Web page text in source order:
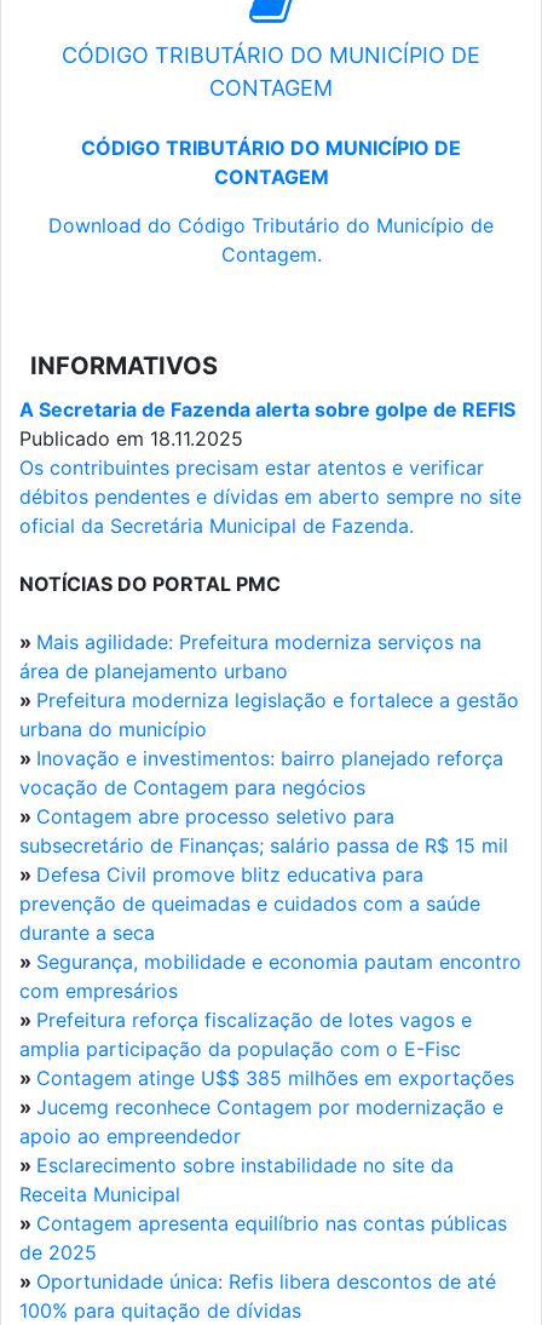
CÓDIGO TRIBUTÁRIO DO MUNICÍPIO DE
CONTAGEM
CÓDIGO TRIBUTÁRIO DO MUNICÍPIO DE
CONTAGEM
Download do Código Tributário do Município de
Contagem.
INFORMATIVOS
A Secretaria de Fazenda alerta sobre golpe de REFIS
Publicado em 18.11.2025
Os contribuintes precisam estar atentos e verificar
débitos pendentes e dívidas em aberto sempre no site
oficial da Secretária Municipal de Fazenda.
NOTÍCIAS DO PORTAL PMC
» Mais agilidade: Prefeitura moderniza serviços na
área de planejamento urbano
» Prefeitura moderniza legislação e fortalece a gestão
urbana do município
» Inovação e investimentos: bairro planejado reforça
vocação de Contagem para negócios
» Contagem abre processo seletivo para
subsecretário de Finanças; salário passa de R$ 15 mil
» Defesa Civil promove blitz educativa para
prevenção de queimadas e cuidados com a saúde
durante a seca
» Segurança, mobilidade e economia pautam encontro
com empresários
» Prefeitura reforça fiscalização de lotes vagos e
amplia participação da população com o E-Fisc
» Contagem atinge U$$ 385 milhões em exportações
» Jucemg reconhece Contagem por modernização e
apoio ao empreendedor
» Esclarecimento sobre instabilidade no site da
Receita Municipal
» Contagem apresenta equilíbrio nas contas públicas
de 2025
» Oportunidade única: Refis libera descontos de até
100% para quitação de dívidas